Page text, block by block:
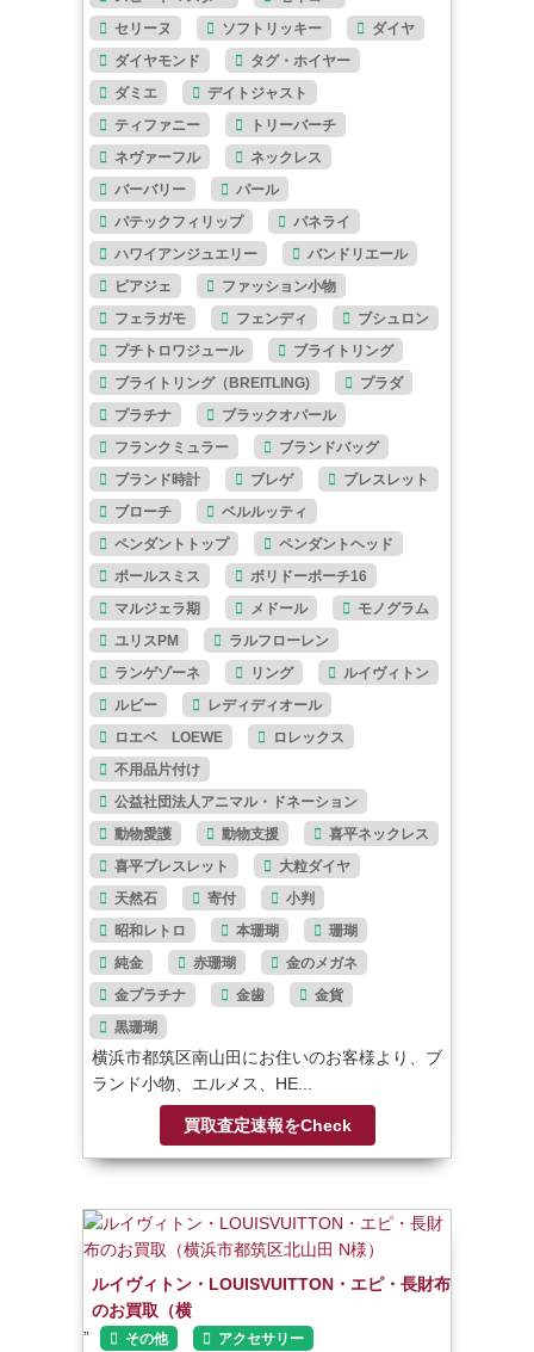
セリーヌ
ソフトリッキー
ダイヤ
ダイヤモンド
タグ・ホイヤー
ダミエ
デイトジャスト
ティファニー
トリーバーチ
ネヴァーフル
ネックレス
バーバリー
パール
パテックフィリップ
パネライ
ハワイアンジュエリー
バンドリエール
ピアジェ
ファッション小物
フェラガモ
フェンディ
ブシュロン
プチトロワジュール
ブライトリング
ブライトリング（BREITLING)
プラダ
プラチナ
ブラックオパール
フランクミュラー
ブランドバッグ
ブランド時計
ブレゲ
ブレスレット
ブローチ
ベルルッティ
ペンダントトップ
ペンダントヘッド
ポールスミス
ボリドーポーチ16
マルジェラ期
メドール
モノグラム
ユリスPM
ラルフローレン
ランゲゾーネ
リング
ルイヴィトン
ルビー
レディディオール
ロエベ LOEWE
ロレックス
不用品片付け
公益社団法人アニマル・ドネーション
動物愛護
動物支援
喜平ネックレス
喜平ブレスレット
大粒ダイヤ
天然石
寄付
小判
昭和レトロ
本珊瑚
珊瑚
純金
赤珊瑚
金のメガネ
金プラチナ
金歯
金貨
黒珊瑚
横浜市都筑区南山田にお住いのお客様より、ブ
ランド小物、エルメス、HE...
買取査定速報をCheck
ルイヴィトン・LOUISVUITTON・エピ・長財布
のお買取（横
”
その他
アクセサリー